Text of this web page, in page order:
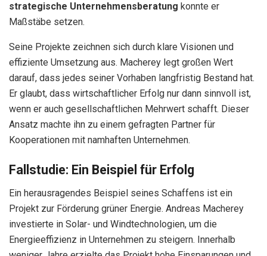
strategische Unternehmensberatung konnte er
Maßstäbe setzen.
Seine Projekte zeichnen sich durch klare Visionen und
effiziente Umsetzung aus. Macherey legt großen Wert
darauf, dass jedes seiner Vorhaben langfristig Bestand hat.
Er glaubt, dass wirtschaftlicher Erfolg nur dann sinnvoll ist,
wenn er auch gesellschaftlichen Mehrwert schafft. Dieser
Ansatz machte ihn zu einem gefragten Partner für
Kooperationen mit namhaften Unternehmen.
Fallstudie: Ein Beispiel für Erfolg
Ein herausragendes Beispiel seines Schaffens ist ein
Projekt zur Förderung grüner Energie. Andreas Macherey
investierte in Solar- und Windtechnologien, um die
Energieeffizienz in Unternehmen zu steigern. Innerhalb